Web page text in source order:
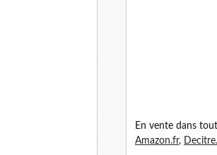
En vente dans
Amazon.fr,